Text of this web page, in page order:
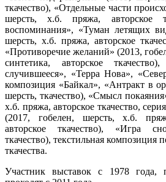
ткачество), «Отдельные части
шерсть, х.б. пряжа, авторское
воспоминания», «Туман летящих
шерсть, х.б. пряжа, авторское
«Противоречие желаний» (2013,
синтетика, авторское
случившееся», «Терра Нова»,
композиция «Байкал», «Антракт в
шерсть, ткачество), «Смысл
х.б. пряжа, авторское ткачество,
(2017, гобелен, шерсть, х.б.
авторское ткачество), «Игра
ткачество), текстильная композиция
ткачества.
Участник выставок с 1978 года,